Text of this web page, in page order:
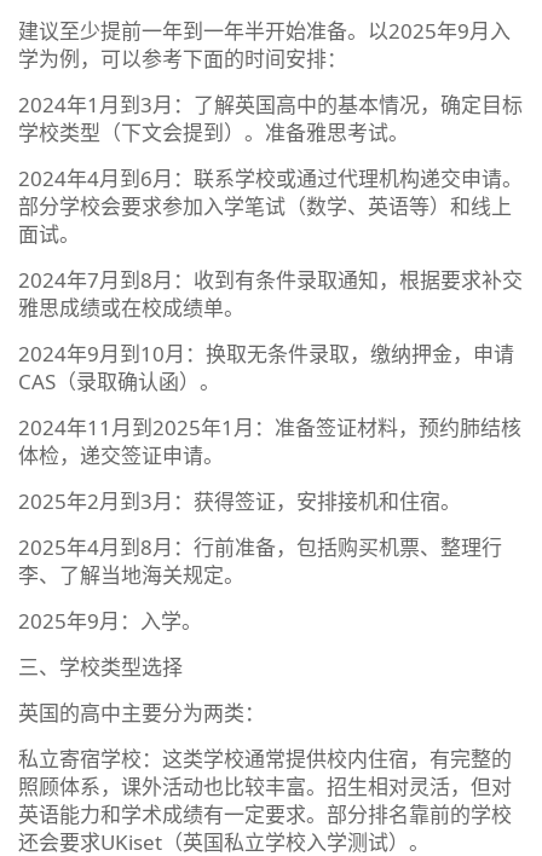
建议至少提前一年到一年半开始准备。以2025年9月入
学为例，可以参考下面的时间安排：
2024年1月到3月：了解英国高中的基本情况，确定目标
学校类型（下文会提到）。准备雅思考试。
2024年4月到6月：联系学校或通过代理机构递交申请。
部分学校会要求参加入学笔试（数学、英语等）和线上
面试。
2024年7月到8月：收到有条件录取通知，根据要求补交
雅思成绩或在校成绩单。
2024年9月到10月：换取无条件录取，缴纳押金，申请
CAS（录取确认函）。
2024年11月到2025年1月：准备签证材料，预约肺结核
体检，递交签证申请。
2025年2月到3月：获得签证，安排接机和住宿。
2025年4月到8月：行前准备，包括购买机票、整理行
李、了解当地海关规定。
2025年9月：入学。
三、学校类型选择
英国的高中主要分为两类：
私立寄宿学校：这类学校通常提供校内住宿，有完整的
照顾体系，课外活动也比较丰富。招生相对灵活，但对
英语能力和学术成绩有一定要求。部分排名靠前的学校
还会要求UKiset（英国私立学校入学测试）。